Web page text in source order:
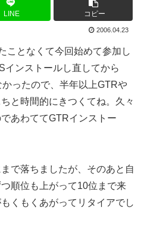
LINE コピー
2006.04.23
ことなくて今回始めて参加し
インストールし直してから
ったので、半年以上GTRや
と時間的にきつくてね。久々
あわててGTRインストー
で落ちましたが、そのあと自
順位も上がって10位まで来
くもくあがってリタイアでし